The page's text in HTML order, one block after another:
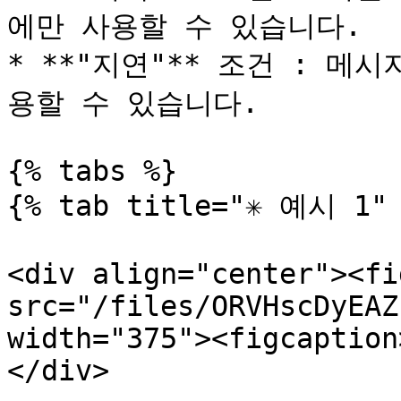
에만 사용할 수 있습니다.
* **"지연"** 조건 : 메시지
용할 수 있습니다.
{% tabs %}
{% tab title="✳️ 예시 1"
<div
src="/files/
</div>